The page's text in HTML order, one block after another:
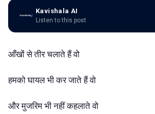
Kavishala AI
Listen to this post
आँखों से तीर चलाते हैं वो
हमको घायल भी कर जाते हैंवो
और मुजरिम भी नहीं कहलाते वो